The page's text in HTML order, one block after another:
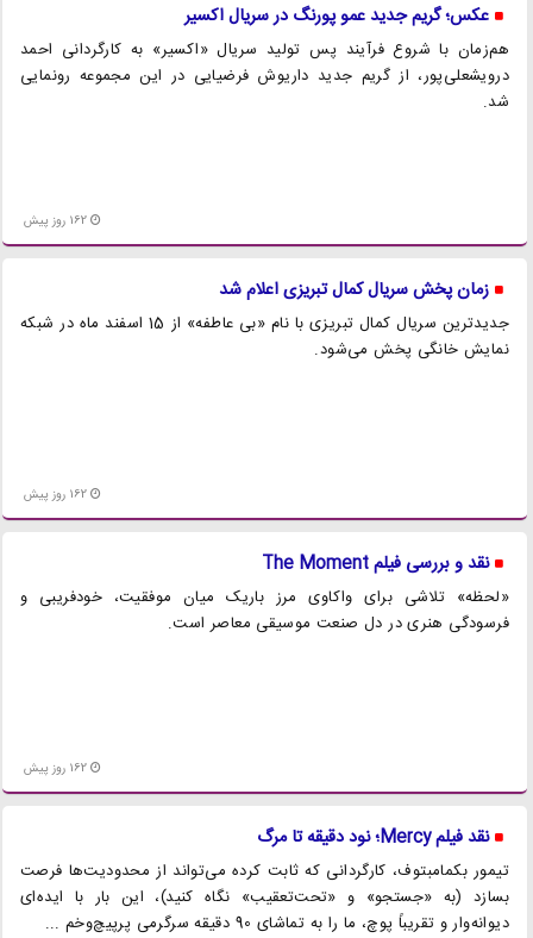
عکس؛ گریم جدید عمو پورنگ در سریال اکسیر
هم‌زمان با شروع فرآیند پس تولید سریال «اکسیر» به کارگردانی احمد
درویشعلی‌پور، از گریم جدید داریوش فرضیایی در این مجموعه رونمایی
شد.
162 روز پیش
زمان پخش سریال کمال تبریزی اعلام شد
جدیدترین سریال کمال تبریزی با نام «بی‌ عاطفه» از 15 اسفند ماه در شبکه
نمایش خانگی پخش می‌شود.
162 روز پیش
نقد و بررسی فیلم The Moment
«لحظه» تلاشی برای واکاوی مرز باریک میان موفقیت، خودفریبی و
فرسودگی هنری در دل صنعت موسیقی معاصر است.
162 روز پیش
نقد فیلم Mercy؛ نود دقیقه تا مرگ
تیمور بکمامبتوف، کارگردانی که ثابت کرده می‌تواند از محدودیت‌ها فرصت
بسازد (به «جستجو» و «تحت‌تعقیب» نگاه کنید)، این بار با ایده‌ای
دیوانه‌وار و تقریباً پوچ، ما را به تماشای 90 دقیقه سرگرمی پرپیچ‌وخم ...